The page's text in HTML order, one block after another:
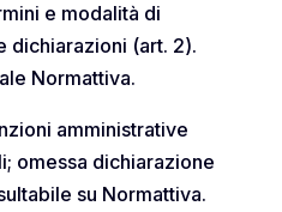
e modalità di
dichiarazioni (art. 2).
Normattiva.
amministrative
omessa dichiarazione
su Normattiva.